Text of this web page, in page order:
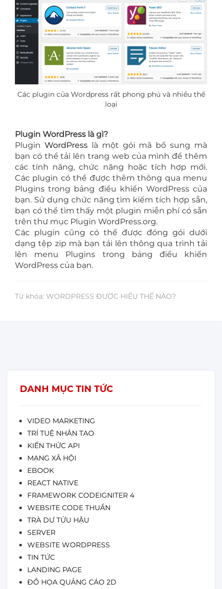
Các plugin của Wordpress rất phong phú và nhiều thể
loại
Plugin WordPress là gì?
Plugin WordPresslà một gói mã bổ sung mà
bạn có thể tải lên trang web của mình để thêm
các tính năng, chức năng hoặc tích hợp mới.
Các plugin có thể được thêm thông qua menu
Plugins trong bảng điều khiển WordPress của
bạn. Sử dụng chức năng tìm kiếm tích hợp sẵn,
bạn có thể tìm thấy một plugin miễn phí có sẵn
trên thư mục Plugin WordPress.org.
Các plugin cũng có thể được đóng gói dưới
dạng tệp zip mà bạn tải lên thông qua trình tải
lên menu Plugins trong bảng điều khiển
WordPress của bạn.
Từ khóa: WORDPRESS ĐƯỢC HIỂU THẾ NÀO?
DANH MỤC TIN TỨC
VIDEO MARKETING
TRÍ TUỆ NHÂN TẠO
KIẾN THỨC API
MẠNG XÃ HỘI
EBOOK
REACT NATIVE
FRAMEWORK CODEIGNITER 4
WEBSITE CODE THUẦN
TRÀ DƯ TỬU HẬU
SERVER
WEBSITE WORDPRESS
TIN TỨC
LANDING PAGE
ĐỒ HỌA QUẢNG CÁO 2D